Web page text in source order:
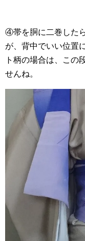
④帯を胴に二巻した
が、背中でいい位置
ト柄の場合は、この
せんね。